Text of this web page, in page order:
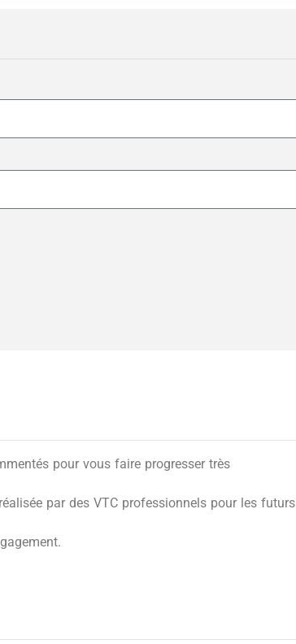
pour vous faire progresser très
par des VTC professionnels pour les futurs